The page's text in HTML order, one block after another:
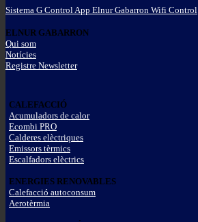
Sistema G Control App Elnur Gabarron Wifi Control
ELNUR GABARRON
Qui som
Notícies
Registre Newsletter
CALEFACCIÓ
Acumuladors de calor
Ecombi PRO
Calderes elèctriques
Emissors tèrmics
Escalfadors elèctrics
ENERGIES RENOVABLES
Calefacció autoconsum
Aerotèrmia